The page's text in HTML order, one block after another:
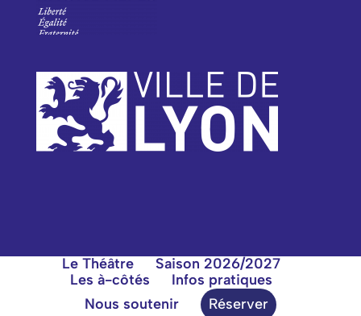
Le Théâtre
Saison 2026/2027
Les à-côtés
Infos pratiques
Nous soutenir
Réserver